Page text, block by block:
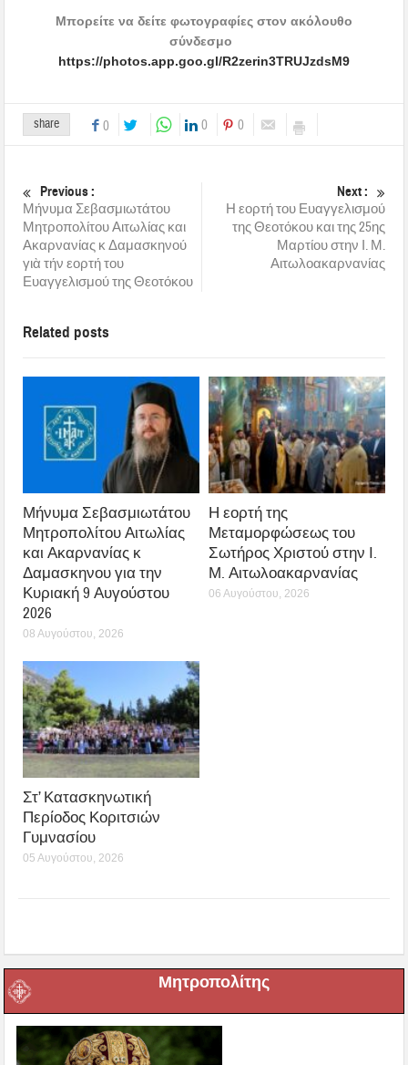
Μπορείτε να δείτε φωτογραφίες στον ακόλουθο
σύνδεσμο
https://photos.app.goo.gl/R2zerin3TRUJzdsM9
share 0 0 0
Previous :
Μήνυμα Σεβασμιωτάτου
Μητροπολίτου Αιτωλίας και
Ακαρνανίας κ Δαμασκηνού
γιὰ τήν εορτή του
Ευαγγελισμού της Θεοτόκου
Next :
Η εορτή του Ευαγγελισμού
της Θεοτόκου και της 25ης
Μαρτίου στην Ι. Μ.
Αιτωλοακαρνανίας
Related posts
Μήνυμα Σεβασμιωτάτου
Μητροπολίτου Αιτωλίας
και Ακαρνανίας κ
Δαμασκηνου για την
Κυριακή 9 Αυγούστου
2026
08 Αυγούστου, 2026
Η εορτή της
Μεταμορφώσεως του
Σωτήρος Χριστού στην Ι.
Μ. Αιτωλοακαρνανίας
06 Αυγούστου, 2026
Στ’ Κατασκηνωτική
Περίοδος Κοριτσιών
Γυμνασίου
05 Αυγούστου, 2026
Μητροπολίτης